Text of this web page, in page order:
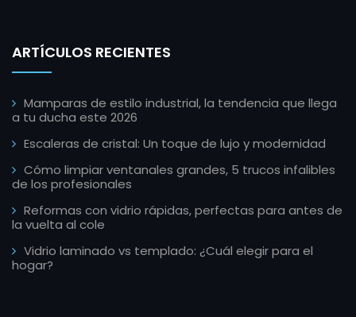
ARTÍCULOS RECIENTES
Mamparas de estilo industrial, la tendencia que llega
a tu ducha este 2026
Escaleras de cristal: Un toque de lujo y modernidad
Cómo limpiar ventanales grandes, 5 trucos infalibles
de los profesionales
Reformas con vidrio rápidas, perfectas para antes de
la vuelta al cole
Vidrio laminado vs templado: ¿Cuál elegir para el
hogar?